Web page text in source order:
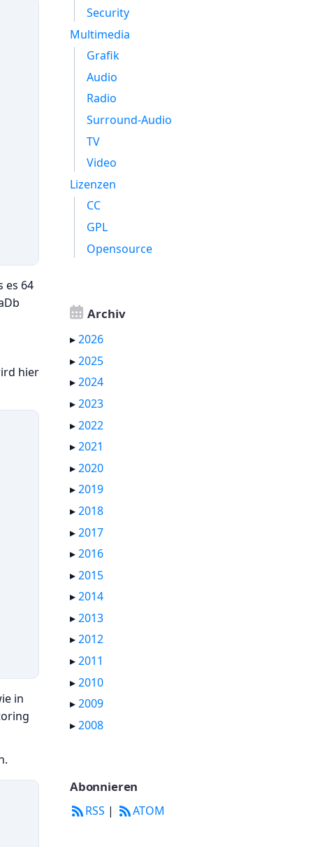
es 64
hier
in
Security
Multimedia
Grafik
Audio
Radio
Surround-Audio
TV
Video
Lizenzen
CC
GPL
Opensource
Archiv
▸2026
▸2025
▸2024
▸2023
▸2022
▸2021
▸2020
▸2019
▸2018
▸2017
▸2016
▸2015
▸2014
▸2013
▸2012
▸2011
▸2010
▸2009
▸2008
Abonnieren
RSS | ATOM